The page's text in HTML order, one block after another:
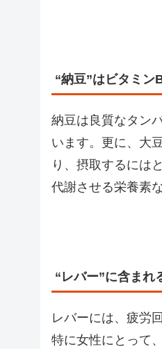
“納豆”はビタミン
納豆は良質なタン
います。更に、大
り、摂取するには
代謝させる栄養素
“レバー”に含まれ
レバーには、疲労
特に女性にとって